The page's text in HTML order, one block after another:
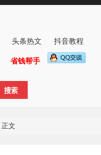
头条热文
抖音教程
省钱帮手
正文